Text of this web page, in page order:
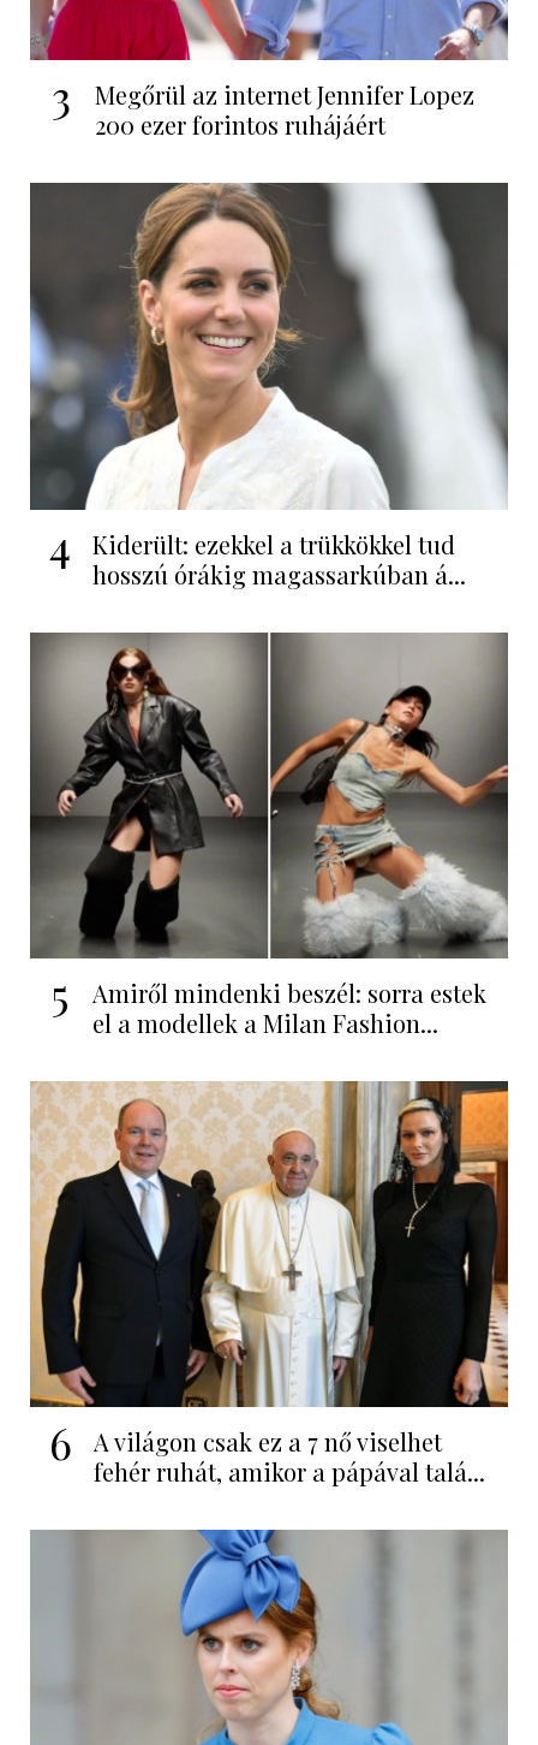
3
Megőrül az internet Jennifer Lopez
200 ezer forintos ruhájáért
4
Kiderült: ezekkel a trükkökkel tud
hosszú órákig magassarkúban á...
5
Amiről mindenki beszél: sorra estek
el a modellek a Milan Fashion...
6
A világon csak ez a 7 nő viselhet
fehér ruhát, amikor a pápával talá...